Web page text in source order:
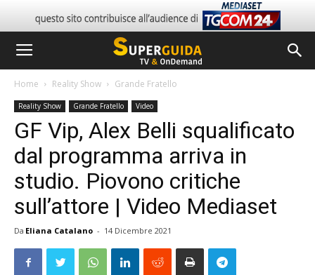
Home Reality Show Grande Fratello
Reality Show Grande Fratello Video
GF Vip, Alex Belli squalificato
dal programma arriva in
studio. Piovono critiche
sull’attore | Video Mediaset
Da Eliana Catalano - 14 Dicembre 2021